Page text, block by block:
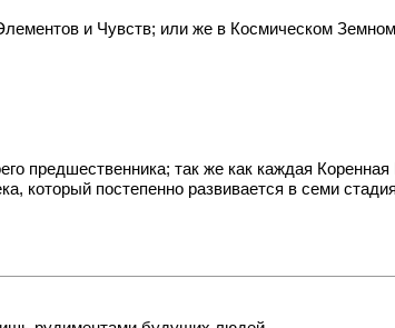
и Чувств; или же в Космическом
предшественника; так же как каждая
постепенно развивается в семи